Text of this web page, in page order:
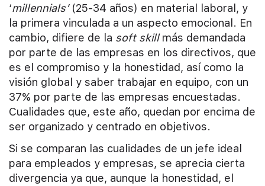
‘millennials’(25-34 años) en material laboral, y
la primera vinculada a un aspecto emocional. En
cambio, difiere de la soft skillmás demandada
por parte de las empresas en los directivos, que
es el compromiso y la honestidad, así como la
visión global y saber trabajar en equipo, con un
37% por parte de las empresas encuestadas.
Cualidades que, este año, quedan por encima de
ser organizado y centrado en objetivos.
Si se comparan las cualidades de un jefe ideal
para empleados y empresas, se aprecia cierta
divergencia ya que, aunque la honestidad, el